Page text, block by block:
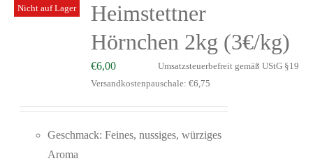
Nicht auf Lager
Heimstettner
Hörnchen 2kg (3€/kg)
€6,00
Umsatzsteuerbefreit gemäß UStG §19
Versandkostenpauschale: €6,75
Geschmack: Feines, nussiges, würziges
Aroma